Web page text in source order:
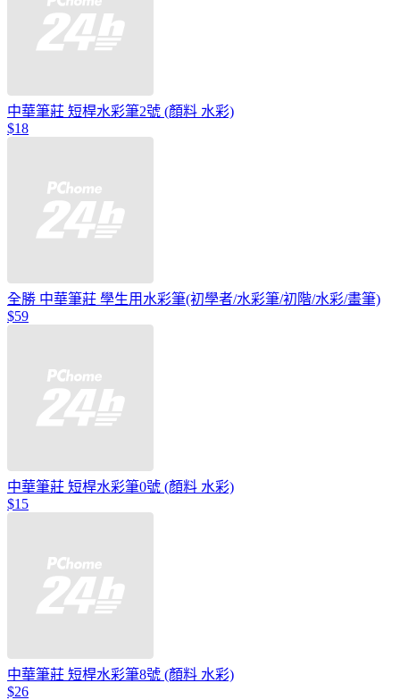
中華筆莊 短桿水彩筆2號 (顏料 水彩)
$18
全勝 中華筆莊 學生用水彩筆(初學者/水彩筆/初階/水彩/畫筆)
$59
中華筆莊 短桿水彩筆0號 (顏料 水彩)
$15
中華筆莊 短桿水彩筆8號 (顏料 水彩)
$26